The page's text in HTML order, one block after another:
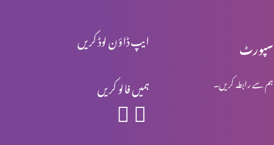
ایپ ڈاؤن لوڈ کریں
ہمیں فالو کریں
سپورٹ
ہم سے رابطہ کریں۔